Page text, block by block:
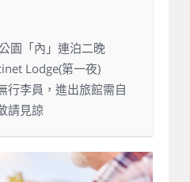
園「內」連泊二晚
Lodge(第一夜)
行李員，進出旅館需自
請見諒